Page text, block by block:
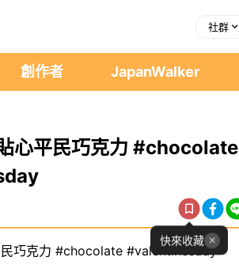
社群
創作者 JapanWalker
心平民巧克力 #chocolate
快來收藏
巧克力 #chocolate #valentinesday